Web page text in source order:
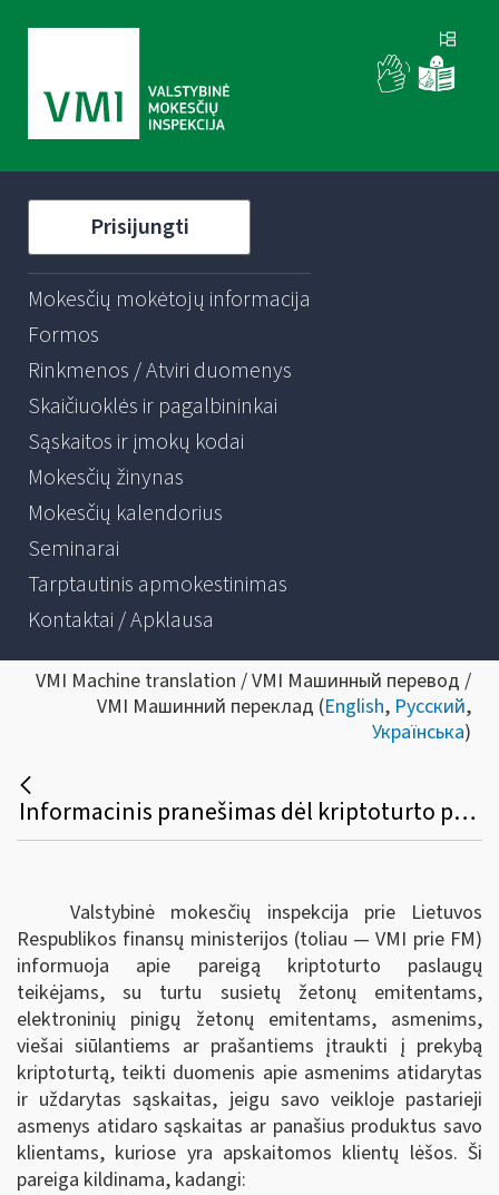
Prisijungti
Mokesčių mokėtojų informacija
Formos
Rinkmenos / Atviri duomenys
Skaičiuoklės ir pagalbininkai
Sąskaitos ir įmokų kodai
Mokesčių žinynas
Mokesčių kalendorius
Seminarai
Tarptautinis apmokestinimas
Kontaktai / Apklausa
VMI Machine translation / VMI Машинный перевод /
VMI Машинний переклад (English, Русский,
Українська)
Informacinis pranešimas dėl kriptoturto paslaugų teikėjų duomenų teikimo
Valstybinė mokesčių inspekcija prie Lietuvos
Respublikos finansų ministerijos (toliau — VMI prie FM)
informuoja apie pareigą kriptoturto paslaugų
teikėjams, su turtu susietų žetonų emitentams,
elektroninių pinigų žetonų emitentams, asmenims,
viešai siūlantiems ar prašantiems įtraukti į prekybą
kriptoturtą, teikti duomenis apie asmenims atidarytas
ir uždarytas sąskaitas, jeigu savo veikloje pastarieji
asmenys atidaro sąskaitas ar panašius produktus savo
klientams, kuriose yra apskaitomos klientų lėšos. Ši
pareiga kildinama, kadangi: